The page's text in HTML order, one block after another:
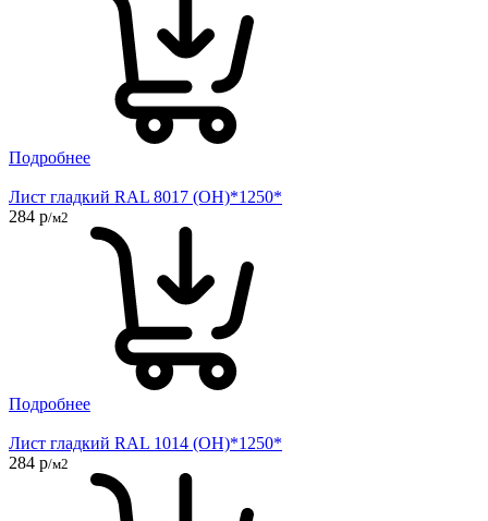
Подробнее
Лист гладкий RAL 8017 (ОН)*1250*
284 р/м2
Подробнее
Лист гладкий RAL 1014 (ОН)*1250*
284 р/м2